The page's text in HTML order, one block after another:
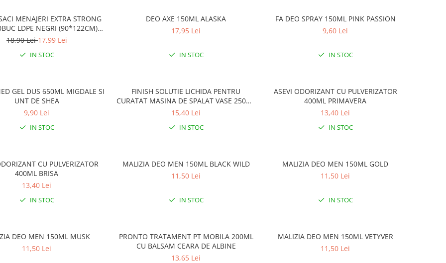
MENAJERI EXTRA STRONG
LDPE NEGRI (90*122CM)
ETICHETA MOV
18,90 Lei17,99 Lei
IN STOC
DEO AXE 150ML ALASKA
17,95 Lei
IN STOC
FA DEO SPRAY 150ML PINK PASSION
9,60 Lei
IN STOC
GEL DUS 650ML MIGDALE SI
UNT DE SHEA
9,90 Lei
IN STOC
FINISH SOLUTIE LICHIDA PENTRU
CURATAT MASINA DE SPALAT VASE 250ML
LEMON
15,40 Lei
IN STOC
ASEVI ODORIZANT CU PULVERIZATOR
400ML PRIMAVERA
13,40 Lei
IN STOC
CU PULVERIZATOR
400ML BRISA
13,40 Lei
IN STOC
MALIZIA DEO MEN 150ML BLACK WILD
11,50 Lei
IN STOC
MALIZIA DEO MEN 150ML GOLD
11,50 Lei
IN STOC
DEO MEN 150ML MUSK
11,50 Lei
PRONTO TRATAMENT PT MOBILA 200ML
CU BALSAM CEARA DE ALBINE
13,65 Lei
MALIZIA DEO MEN 150ML VETYVER
11,50 Lei